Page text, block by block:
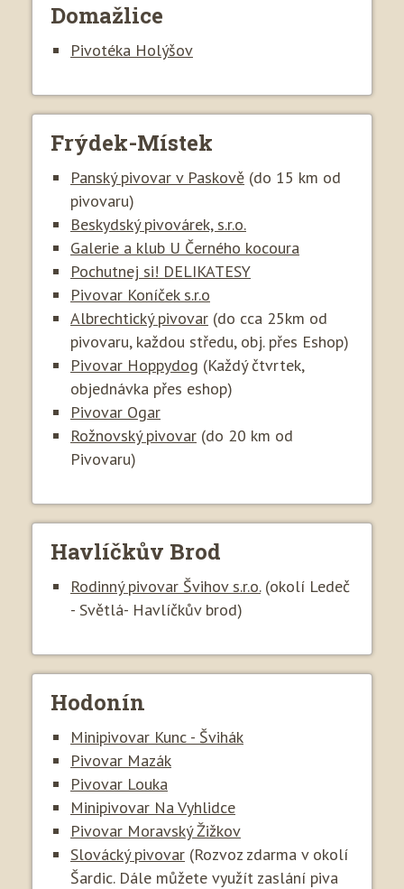
Domažlice
Pivotéka Holýšov
Frýdek-Místek
Panský pivovar v Paskově (do 15 km od
pivovaru)
Beskydský pivovárek, s.r.o.
Galerie a klub U Černého kocoura
Pochutnej si! DELIKATESY
Pivovar Koníček s.r.o
Albrechtický pivovar (do cca 25km od
pivovaru, každou středu, obj. přes Eshop)
Pivovar Hoppydog (Každý čtvrtek,
objednávka přes eshop)
Pivovar Ogar
Rožnovský pivovar (do 20 km od
Pivovaru)
Havlíčkův Brod
Rodinný pivovar Švihov s.r.o. (okolí Ledeč
- Světlá- Havlíčkův brod)
Hodonín
Minipivovar Kunc - Švihák
Pivovar Mazák
Pivovar Louka
Minipivovar Na Vyhlidce
Pivovar Moravský Žižkov
Slovácký pivovar (Rozvoz zdarma v okolí
Šardic. Dále můžete využít zaslání piva